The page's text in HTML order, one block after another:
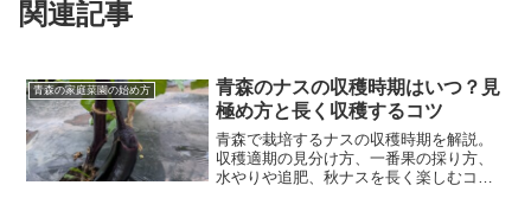
関連記事
青森の家庭菜園の始め方
青森のナスの収穫時期はいつ？見
極め方と長く収穫するコツ
青森で栽培するナスの収穫時期を解説。
収穫適期の見分け方、一番果の採り方、
水やりや追肥、秋ナスを長く楽しむコツ